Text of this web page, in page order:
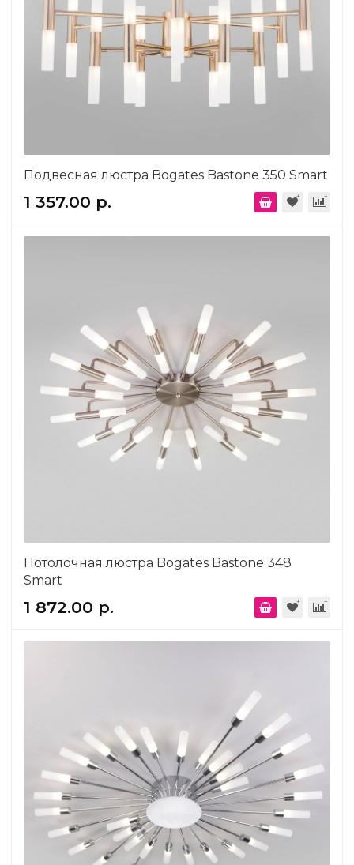
Подвесная люстра Bogates Bastone 350 Smart
1 357.00 р.
Потолочная люстра Bogates Bastone 348
Smart
1 872.00 р.